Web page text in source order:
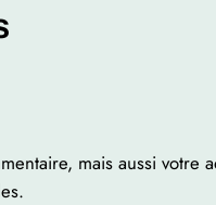
mais aussi votre